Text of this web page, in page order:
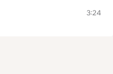
3:24